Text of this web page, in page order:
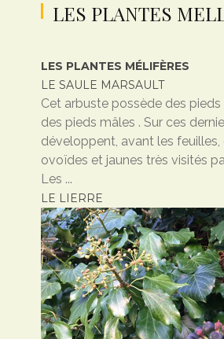
LES PLANTES
LES PLANTES MÉLIFÈRES
LE SAULE MARSAULT
Cet arbuste possède des
des pieds mâles . Sur ces
développent, avant les
ovoïdes et jaunes très visités
Les ...
LE LIERRE